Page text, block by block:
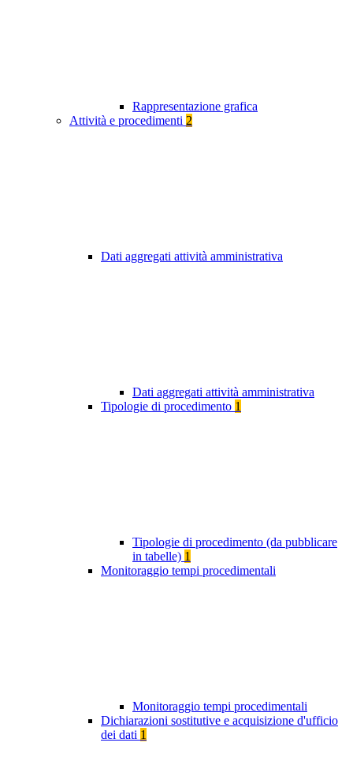
Rappresentazione grafica
Attività e procedimenti 2
Dati aggregati attività amministrativa
Dati aggregati attività amministrativa
Tipologie di procedimento 1
Tipologie di procedimento (da pubblicare
in tabelle) 1
Monitoraggio tempi procedimentali
Monitoraggio tempi procedimentali
Dichiarazioni sostitutive e acquisizione d'ufficio
dei dati 1